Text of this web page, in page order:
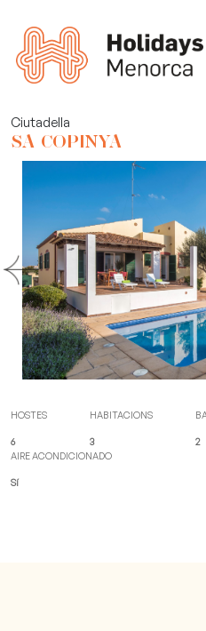
in online)
Ciutadella
SA COPINYA
HOSTES
6
HABITACIONS
3 2
AIRE ACONDICIONADO
Sí